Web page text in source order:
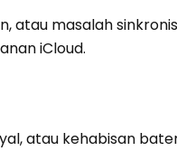
atau masalah
iCloud.
atau kehabisan